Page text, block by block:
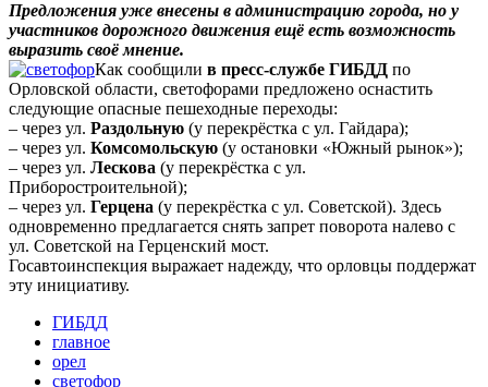
Предложения уже внесены в администрацию города, но у
участников дорожного движения ещё есть возможность
выразить своё мнение.
Как сообщили в пресс-службе ГИБДД по
Орловской области, светофорами предложено оснастить
следующие опасные пешеходные переходы:
– через ул. Раздольную (у перекрёстка с ул. Гайдара);
– через ул. Комсомольскую (у остановки «Южный рынок»);
– через ул. Лескова (у перекрёстка с ул.
Приборостроительной);
– через ул. Герцена (у перекрёстка с ул. Советской). Здесь
одновременно предлагается снять запрет поворота налево с
ул. Советской на Герценский мост.
Госавтоинспекция выражает надежду, что орловцы поддержат
эту инициативу.
ГИБДД
главное
орел
светофор